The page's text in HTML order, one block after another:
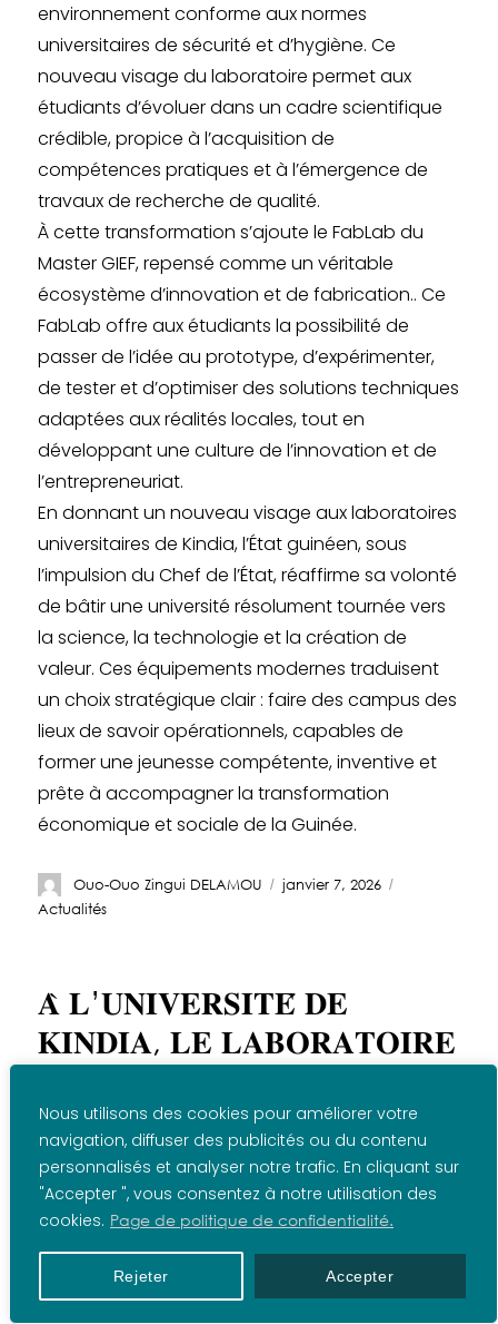
Nous utilisons des cookies pour améliorer votre
navigation, diffuser des publicités ou du contenu
personnalisés et analyser notre trafic. En cliquant sur
"Accepter ", vous consentez à notre utilisation des
cookies. Page de politique de confidentialité.
Rejeter Accepter
environnement conforme aux normes
universitaires de sécurité et d’hygiène. Ce
nouveau visage du laboratoire permet aux
étudiants d’évoluer dans un cadre scientifique
crédible, propice à l’acquisition de
compétences pratiques et à l’émergence de
travaux de recherche de qualité.
À cette transformation s’ajoute le FabLab du
Master GIEF, repensé comme un véritable
écosystème d’innovation et de fabrication.. Ce
FabLab offre aux étudiants la possibilité de
passer de l’idée au prototype, d’expérimenter,
de tester et d’optimiser des solutions techniques
adaptées aux réalités locales, tout en
développant une culture de l’innovation et de
l’entrepreneuriat.
En donnant un nouveau visage aux laboratoires
universitaires de Kindia, l’État guinéen, sous
l’impulsion du Chef de l’État, réaffirme sa volonté
de bâtir une université résolument tournée vers
la science, la technologie et la création de
valeur. Ces équipements modernes traduisent
un choix stratégique clair : faire des campus des
lieux de savoir opérationnels, capables de
former une jeunesse compétente, inventive et
prête à accompagner la transformation
économique et sociale de la Guinée.
Ouo-Ouo Zingui DELAMOU
janvier 7, 2026
Actualités
𝐀̀ 𝐋’𝐔𝐍𝐈𝐕𝐄𝐑𝐒𝐈𝐓𝐄́ 𝐃𝐄
𝐊𝐈𝐍𝐃𝐈𝐀, 𝐋𝐄 𝐋𝐀𝐁𝐎𝐑𝐀𝐓𝐎𝐈𝐑𝐄
𝐅𝐀𝐁𝐋𝐀𝐁 𝐃𝐔 𝐌𝐀𝐒𝐓𝐄𝐑 𝐆𝐈𝐄𝐅,
𝐏𝐈𝐋𝐈𝐄𝐑𝐒 𝐃𝐄 𝐋𝐀
𝐅𝐎𝐑𝐌𝐀𝐓𝐈𝐎𝐍 𝐏𝐑𝐀𝐓𝐈𝐐𝐔𝐄 𝐄𝐓
𝐃𝐄 𝐋’𝐈𝐍𝐍𝐎𝐕𝐀𝐓𝐈𝐎𝐍